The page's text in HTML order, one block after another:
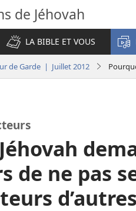
de Jéhovah
LA BIBLE ET VOUS
de Garde | Juillet 2012
de ne pas